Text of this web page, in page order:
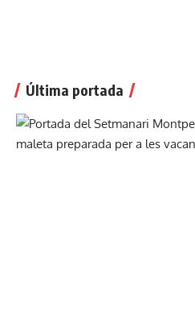
Última portada